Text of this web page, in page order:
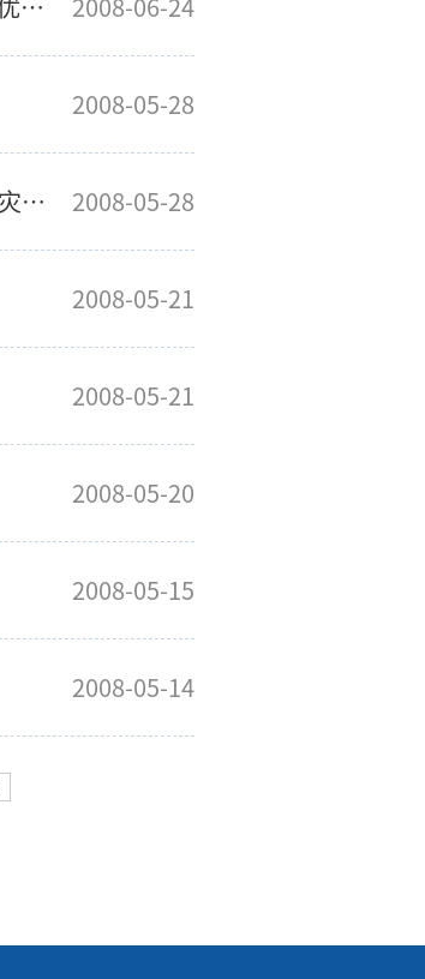
2008-05-28
关于做好部分党员交纳“特殊党费”用于支援抗震救灾工作的通知 2008-05-28
2008-05-21
2008-05-21
2008-05-20
2008-05-15
2008-05-14